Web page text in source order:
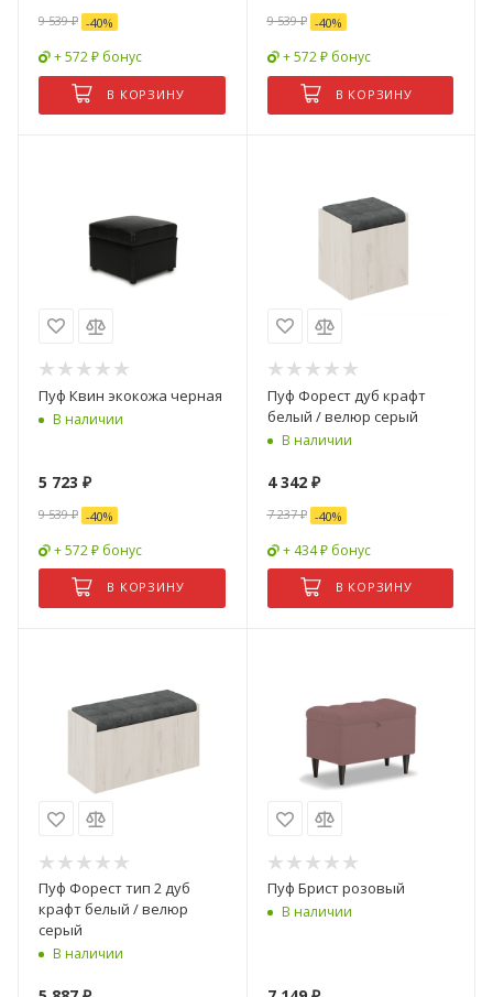
9 539₽ -40%
+ 572 ₽ бонус
В КОРЗИНУ
9 539₽ -40%
+ 572 ₽ бонус
В КОРЗИНУ
Пуф Квин экокожа черная
В наличии
5 723 ₽
9 539₽ -40%
+ 572 ₽ бонус
В КОРЗИНУ
Пуф Форест дуб крафт
белый / велюр серый
В наличии
4 342₽
7 237₽ -40%
+ 434 ₽ бонус
В КОРЗИНУ
Пуф Форест тип 2 дуб
крафт белый / велюр
серый
В наличии
Пуф Брист розовый
В наличии